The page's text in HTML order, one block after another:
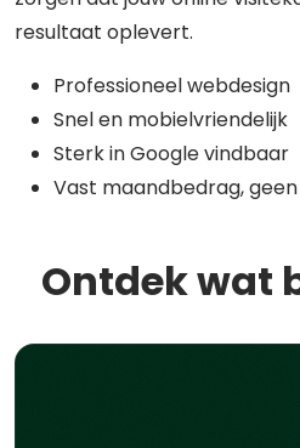
resultaat oplevert.
Professioneel webdesign
Snel en mobielvriendelijk
Sterk in Google vindbaar
Vast maandbedrag,
Ontdek wat